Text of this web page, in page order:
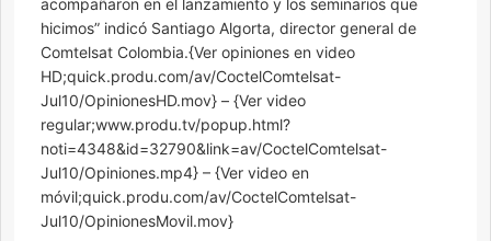
acompañaron en el lanzamiento y los seminarios que
hicimos” indicó Santiago Algorta, director general de
Comtelsat Colombia.{Ver opiniones en video
HD;quick.produ.com/av/CoctelComtelsat-
Jul10/OpinionesHD.mov} – {Ver video
regular;www.produ.tv/popup.html?
noti=4348&id=32790&link=av/CoctelComtelsat-
Jul10/Opiniones.mp4} – {Ver video en
móvil;quick.produ.com/av/CoctelComtelsat-
Jul10/OpinionesMovil.mov}